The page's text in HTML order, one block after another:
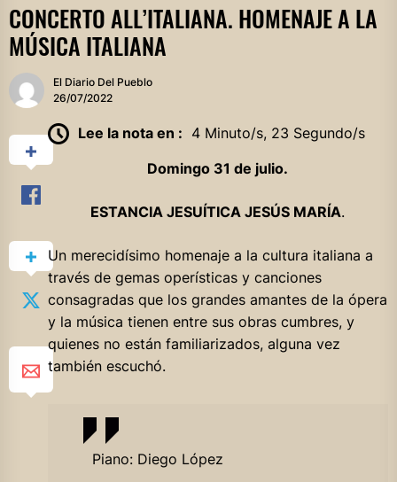
CONCERTO ALL’ITALIANA. HOMENAJE A LA
MÚSICA ITALIANA
El Diario Del Pueblo
26/07/2022
Lee la nota en : 4 Minuto/s, 23 Segundo/s
Domingo 31 de julio.
ESTANCIA JESUÍTICA JESÚS MARÍA.
Un merecidísimo homenaje a la cultura italiana a
través de gemas operísticas y canciones
consagradas que los grandes amantes de la ópera
y la música tienen entre sus obras cumbres, y
quienes no están familiarizados, alguna vez
también escuchó.
Piano: Diego López